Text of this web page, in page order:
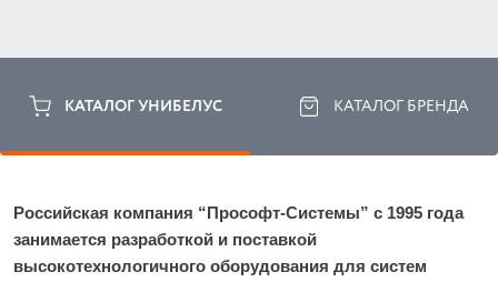
КАТАЛОГ УНИБЕЛУС КАТАЛОГ БРЕНДА
Российская компания “Прософт-Системы” с 1995 года
занимается разработкой и поставкой
высокотехнологичного оборудования для систем